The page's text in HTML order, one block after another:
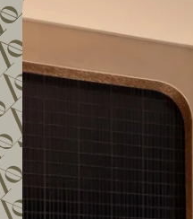
OFFRES & PACKAGES
& TRANSPORTS
ENGAGEMENTS
MA RÉSERVATION